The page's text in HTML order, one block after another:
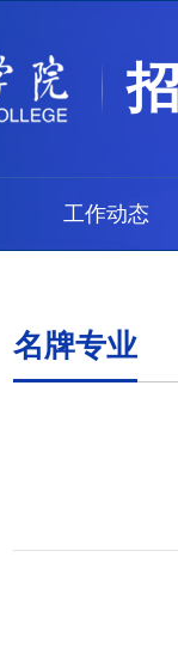
工作动态
名牌专业